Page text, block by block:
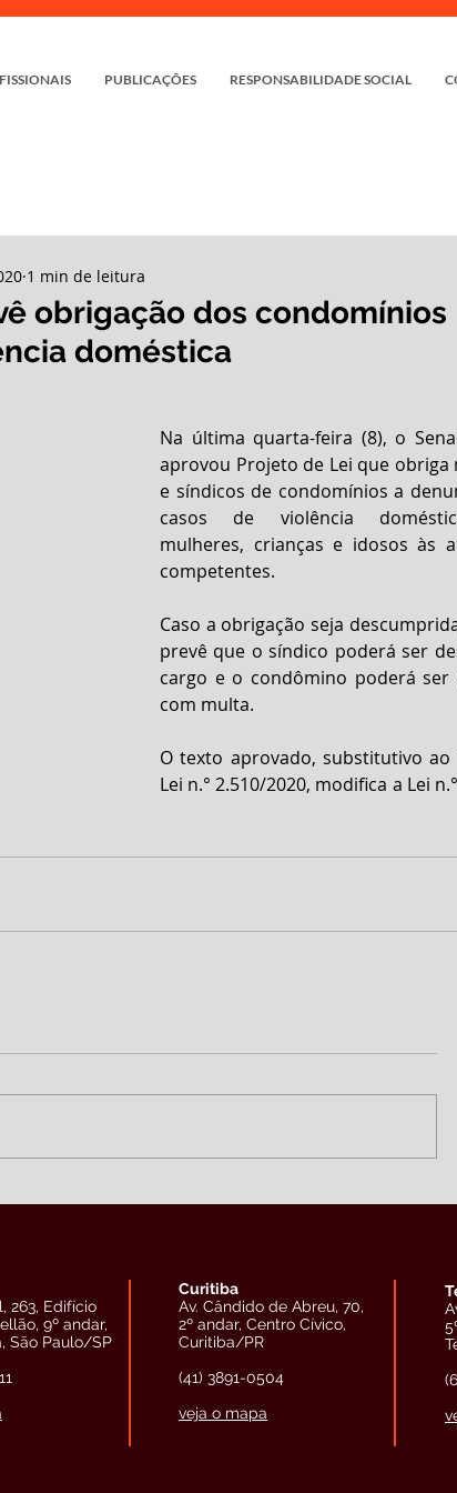
PUBLICAÇÕES RESPONSABILIDADE SOCIAL
obrigação dos condomínios
doméstica
1 min de leitura
Na última quarta-feira (8), o
aprovou Projeto de Lei que obriga
e síndicos de condomínios a
casos de violência
mulheres, crianças e idosos às
competentes.
Caso a obrigação seja
prevê que o síndico poderá ser
cargo e o condômino poderá ser
com multa.
O texto aprovado, substitutivo
Lei n.° 2.510/2020, modifica a Lei
263, Edifício
9º andar,
São Paulo/SP
Curitiba
Av. Cândido de Abreu, 70,
2º andar, Centro Cívico,
Curitiba/PR
(41) 3891-0504
veja o mapa